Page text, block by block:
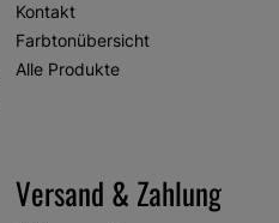
Kontakt
Farbtonübersicht
Alle Produkte
Versand & Zahlung